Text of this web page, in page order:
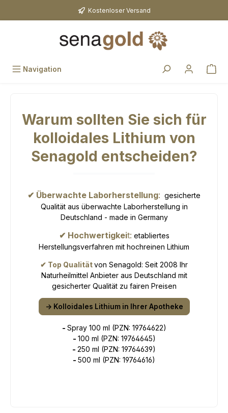
Zum Hauptinhalt springenKostenloser Versand
Navigation
Warum sollten Sie sich für
kolloidales Lithium von
Senagold entscheiden?
✔ Überwachte Laborherstellung: gesicherte
Qualität aus überwachte Laborherstellung in
Deutschland - made in Germany
✔ Hochwertigkeit: etabliertes
Herstellungsverfahren mit hochreinen Lithium
✔ Top Qualitätvon Senagold: Seit 2008 Ihr
Naturheilmittel Anbieter aus Deutschland mit
gesicherter Qualität zu fairen Preisen
-> Kolloidales Lithium in Ihrer Apotheke
- Spray 100 ml (PZN: 19764622)
- 100 ml (PZN: 19764645)
- 250 ml (PZN: 19764639)
- 500 ml (PZN: 19764616)